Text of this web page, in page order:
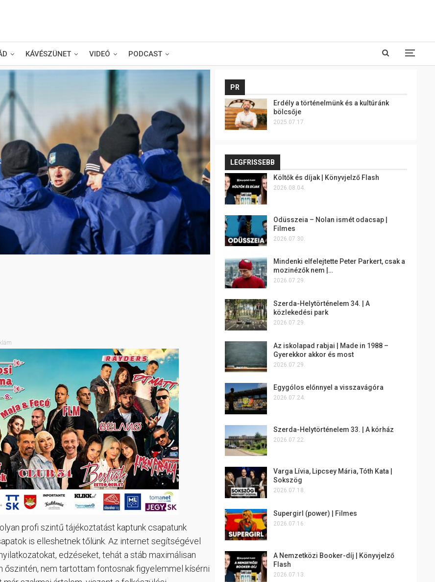
KÁVÉSZÜNET VIDEÓ PODCAST
profi szintű tájékoztatást kaptunk csapatunk
is elleshetnek tőlünk. Az internet segítségével
edzéseket, tehát a stáb maximálisan
nem tartottam fontosnak figyelemmel kísérni
PR
Erdély a történelmünk és a kultúránk
bölcsője
2025.07.17.
LEGFRISSEBB
Költők és díjak | Könyvjelző Flash
2026.08.04.
Odüsszeia – Nolan ismét odacsap |
Filmes
2026.07.30.
Mindenki elfelejtette Peter Parkert, csak a
mozinézők nem |…
2026.07.29.
Szerda-Helytörténelem 34. | A
közlekedési park
2026.07.29.
Az iskolapad rabjai | Made in 1988 –
Gyerekkor akkor és most
2026.07.29.
Egygólos előnnyel a visszavágóra
2026.07.24.
Szerda-Helytörténelem 33. | A kórház
2026.07.22.
Varga Lívia, Lipcsey Mária, Tóth Kata |
Sokszög
2026.07.18.
Supergirl (power) | Filmes
2026.07.16.
A Nemzetközi Booker-díj | Könyvjelző
Flash
2026.07.13.